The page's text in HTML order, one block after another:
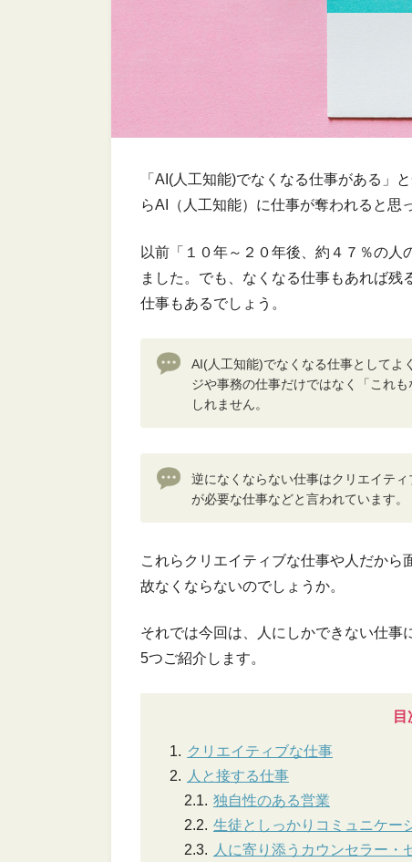
「AI(人工知能)でなくなる仕事がある」
らAI（人工知能）に仕事が奪われると思
以前「１０年～２０年後、約４７％の人
ました。でも、なくなる仕事もあれば
仕事もあるでしょう。
AI(人工知能)でなくなる仕事としてよ
ジや事務の仕事だけではなく「これ
しれません。
逆になくならない仕事はクリエイテ
が必要な仕事などと言われています。
これらクリエイティブな仕事や人だか
故なくならないのでしょうか。
それでは今回は、人にしかできない仕事
5つご紹介します。
目
クリエイティブな仕事
人と接する仕事
独自性のある営業
生徒としっかりコミュニケー
人に寄り添うカウンセラー・